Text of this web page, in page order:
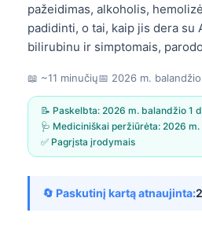
pažeidimas, alkoholis,
padidinti, o tai, kaip jis dera su
bilirubinu ir simptomais,
📖 ~11 minučių📅 2026 m.
📝 Paskelbta: 2026 m. balandžio 1
🩺 Mediciniškai peržiūrėta: 2026 m.
✅ Pagrįsta įrodymais
🔄 Paskutinį kartą atnaujinta: